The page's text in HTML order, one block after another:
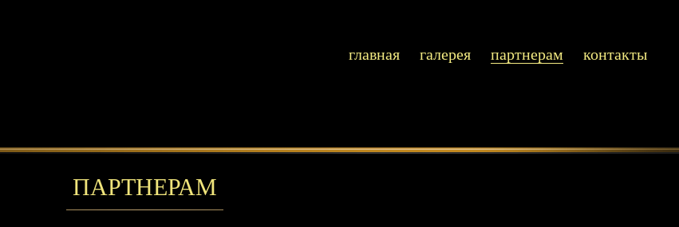
главная галерея партнерам контакты
ПАРТНЕРАМ